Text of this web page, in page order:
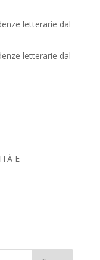
letterarie dal
letterarie dal
E